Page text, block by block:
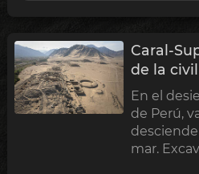
Caral-
de la
En el
de Perú,
mar.